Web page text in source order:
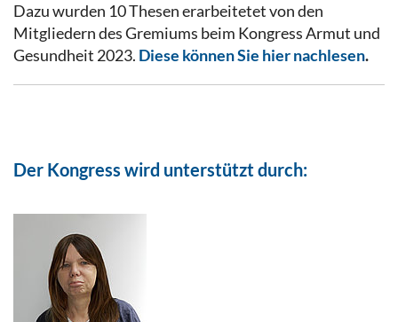
Dazu wurden 10 Thesen erarbeitetet von den
Mitgliedern des Gremiums beim Kongress Armut und
Gesundheit 2023. Diese können Sie hier nachlesen.
Der Kongress wird unterstützt durch: